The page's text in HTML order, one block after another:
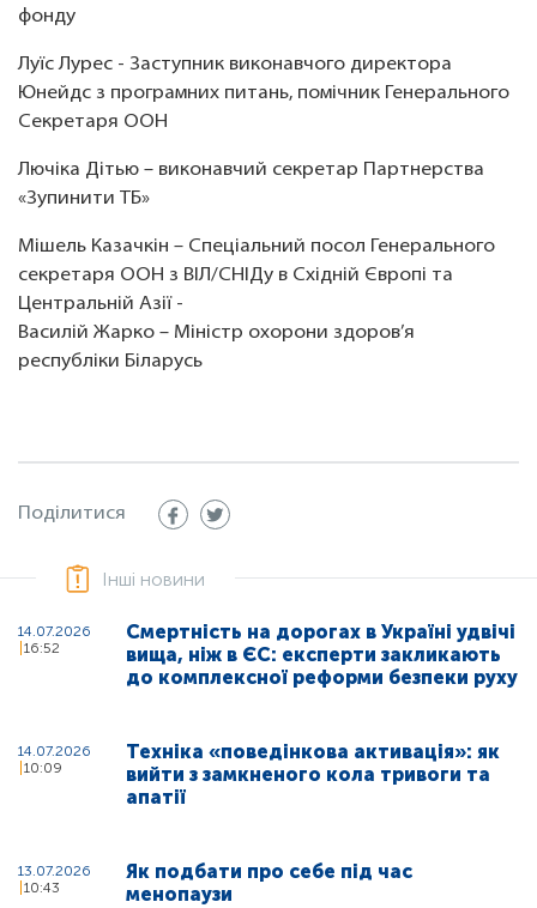
фонду
Луїс Лурес - Заступник виконавчого директора
Юнейдс з програмних питань, помічник Генерального
Секретаря ООН
Лючіка Дітью – виконавчий секретар Партнерства
«Зупинити ТБ»
Мішель Казачкін – Спеціальний посол Генерального
секретаря ООН з ВІЛ/СНІДу в Східній Європі та
Центральній Азії -
Василій Жарко – Міністр охорони здоров’я
республіки Біларусь
Поділитися
Інші новини
14.07.2026
16:52
Смертність на дорогах в Україні удвічі
вища, ніж в ЄС: експерти закликають
до комплексної реформи безпеки руху
14.07.2026
10:09
Техніка «поведінкова активація»: як
вийти з замкненого кола тривоги та
апатії
13.07.2026
10:43
Як подбати про себе під час
менопаузи